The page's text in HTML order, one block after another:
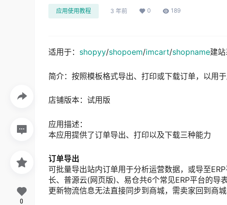
应用使用教程 3 年前 0 189
适用于： shopyy/shopoem/imcart/shopname建站
简介：按照模板格式导出、打印或下载订单，以用
店铺版本：试用版
应用描述：
本应用提供了订单导出、打印以及下载三种能力
订单导出
可批量导出站内订单用于分析运营数据，或导至
长、普源云(网页版)、易仓共6个常见ERP平台的导
更新物流信息无法直接同步到商城，需卖家回到商
0